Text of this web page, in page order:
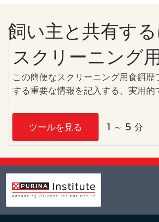
飼い主と共有する
スクリーニング
この簡便なスクリーニング用食餌
する重要な情報を記入する、実用的
ツールを見る 1 ～ 5 分